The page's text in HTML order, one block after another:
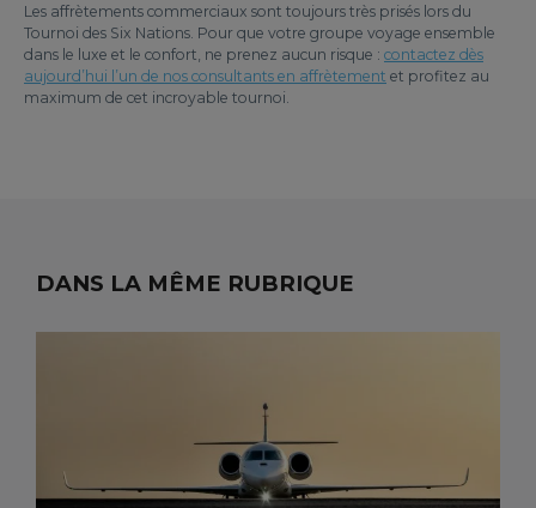
Les affrètements commerciaux sont toujours très prisés lors du
Tournoi des Six Nations. Pour que votre groupe voyage ensemble
dans le luxe et le confort, ne prenez aucun risque : contactez dès
aujourd’hui l’un de nos consultants en affrètement et profitez au
maximum de cet incroyable tournoi.
DANS LA MÊME RUBRIQUE